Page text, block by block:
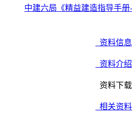
中建六局《精益建造指导手
资料信息
资料介绍
资料下载
相关资料